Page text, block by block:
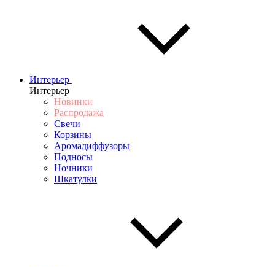
Интерьер
Интерьер
Новинки
Распродажа
Свечи
Корзины
Аромадиффузоры
Подносы
Ночники
Шкатулки